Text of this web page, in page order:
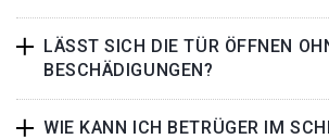
LÄSST SICH DIE TÜR ÖFFNEN
BESCHÄDIGUNGEN?
WIE KANN ICH BETRÜGER IM